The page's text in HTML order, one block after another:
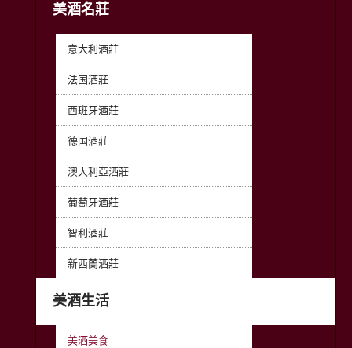
美酒名莊
意大利酒莊
法国酒莊
西班牙酒莊
德国酒莊
澳大利亞酒莊
葡萄牙酒莊
智利酒莊
新西蘭酒莊
美酒生活
美酒美食